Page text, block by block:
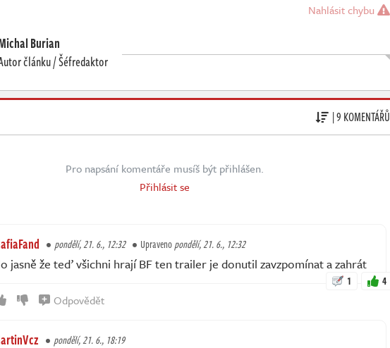
Nahlásit chybu
Burian
článku / Šéfredaktor
| 9 KOMENTÁŘŮ
Pro napsání komentáře musíš být přihlášen.
Přihlásit se
pondělí, 21. 6., 12:32 Upravenopondělí, 21. 6., 12:32
jasně že teď všichni hrají BF ten trailer je donutil zavzpomínat a zahrát
1 4
Odpovědět
pondělí, 21. 6., 18:19